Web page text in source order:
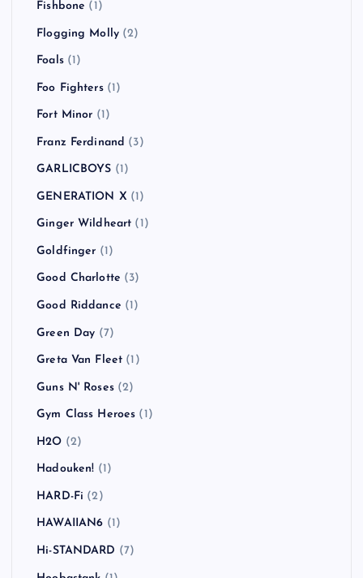
Fishbone (1)
Flogging Molly (2)
Foals(1)
Foo Fighters(1)
Fort Minor (1)
Franz Ferdinand (3)
GARLICBOYS (1)
GENERATION X (1)
Ginger Wildheart (1)
Goldfinger (1)
Good Charlotte (3)
Good Riddance (1)
Green Day (7)
Greta Van Fleet (1)
Guns N' Roses(2)
Gym Class Heroes (1)
H2O (2)
Hadouken! (1)
HARD-Fi (2)
HAWAIIAN6 (1)
Hi-STANDARD (7)